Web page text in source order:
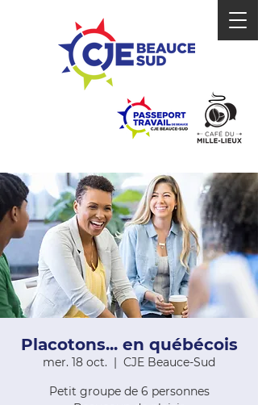
Placotons... en québécois
mer. 18 oct.
  |
CJE Beauce-Sud
Petit groupe de 6 personnes